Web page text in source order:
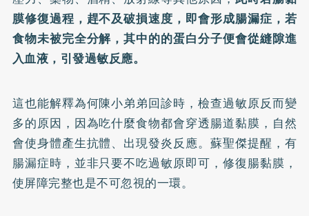
膜修復過程，趕不及破損速度，即會形成腸漏症，若
食物未被完全分解，其中的的蛋白分子便會從縫隙進
入血液，引發過敏反應。
這也能解釋為何陳小弟弟回診時，檢查過敏原反而變
多的原因，因為吃什麼食物都會穿透腸道黏膜，自然
會使身體產生抗體、出現發炎反應。蘇聖傑提醒，有
腸漏症時，並非只要不吃過敏原即可，修復腸黏膜，
使屏障完整也是不可忽視的一環。